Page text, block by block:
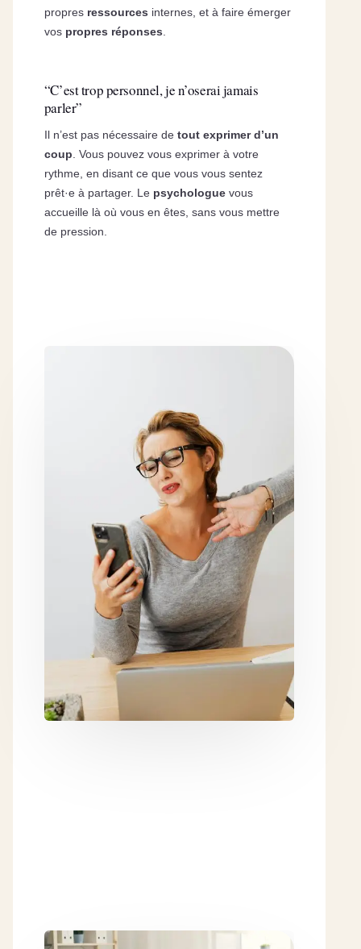
propres ressources internes, et à faire émerger
vos propres réponses.
“C’est trop personnel, je n’oserai jamais
parler”
Il n’est pas nécessaire de tout exprimer d’un
coup . Vous pouvez vous exprimer à votre
rythme, en disant ce que vous vous sentez
prêt·e à partager. Le psychologuevous
accueille là où vous en êtes, sans vous mettre
de pression.